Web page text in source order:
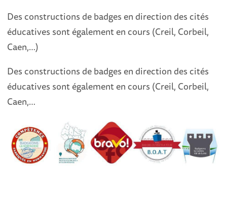
Des constructions de badges en direction des cités
éducatives sont également en cours (Creil, Corbeil,
Caen,…)
Des constructions de badges en direction des cités
éducatives sont également en cours (Creil, Corbeil,
Caen,…